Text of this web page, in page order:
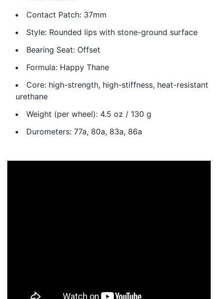
Contact Patch: 37mm
Style: Rounded lips with stone-ground surface
Bearing Seat: Offset
Formula: Happy Thane
Core: high-strength, high-stiffness, heat-resistant
urethane
Weight (per wheel): 4.5 oz / 130 g
Durometers: 77a, 80a, 83a, 86a